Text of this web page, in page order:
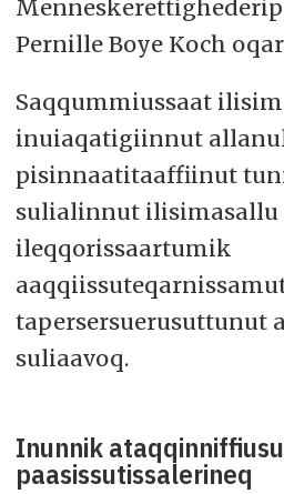
Pernille Boye Koch
Saqqummiussaat
inuiaqatigiinnut
pisinnaatitaaffiinut
sulialinnut
ileqqorissaartumik
tapersersuerusuttunut
suliaavoq.
Inunnik
paasissutissalerineq